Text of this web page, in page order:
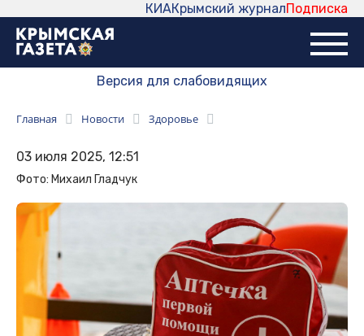
Подписка
Крымский журнал
КИА
Версия для слабовидящих
Главная Новости Здоровье
03 июля 2025, 12:51
Фото: Михаил Гладчук